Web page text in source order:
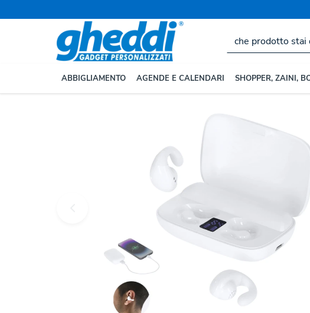
ABBIGLIAMENTO AGENDE E CALENDARI SHOPPER, ZAINI,